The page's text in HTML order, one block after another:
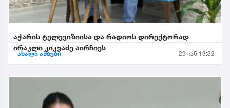
აჭარის ტელევიზიისა და რადიოს დირექტორად
ირაკლი კიკვაძე აირჩიეს
ახალი ამბები 29 იან 13:32